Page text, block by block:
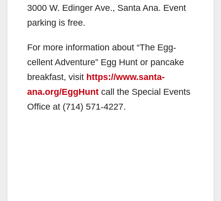
3000 W. Edinger Ave., Santa Ana. Event
parking is free.
For more information about “The Egg-
cellent Adventure” Egg Hunt or pancake
breakfast, visit https://www.santa-
ana.org/EggHunt call the Special Events
Office at (714) 571-4227.